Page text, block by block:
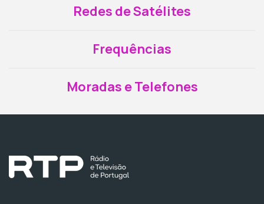
Redes de Satélites
Frequências
Moradas e Telefones